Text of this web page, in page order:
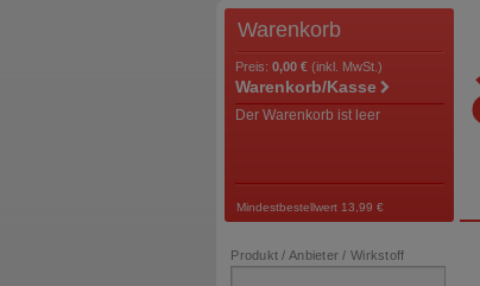
Warenkorb
Preis: 0,00 € (inkl. MwSt.)
Warenkorb/Kasse
Der Warenkorb ist leer
Mindestbestellwert 13,99 €
Produkt / Anbieter / Wirkstoff